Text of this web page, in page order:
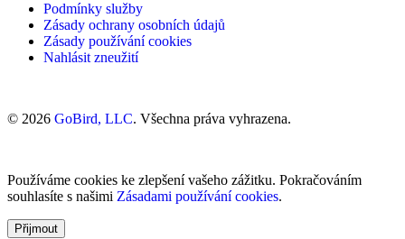
Podmínky služby
Zásady ochrany osobních údajů
Zásady používání cookies
Nahlásit zneužití
© 2026 GoBird, LLC. Všechna práva vyhrazena.
Používáme cookies ke zlepšení vašeho zážitku. Pokračováním
souhlasíte s našimi Zásadami používání cookies.
Přijmout